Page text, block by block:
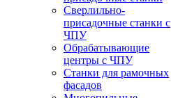
Сверлильно-
присадочные станки с
ЧПУ
Обрабатывающие
центры с ЧПУ
Станки для рамочных
фасадов